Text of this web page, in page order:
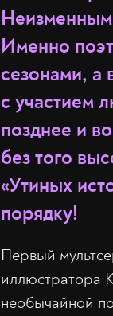
Неизменным
Именно
сезонами, а
с участием
позднее и
без того
«Утиных
порядку!
Первый
иллюстратора
необычайной